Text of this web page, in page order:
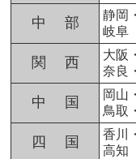
中 部
静岡
岐阜
関 西
大阪
奈良
中 国
岡山
鳥取
四 国
香川
高知